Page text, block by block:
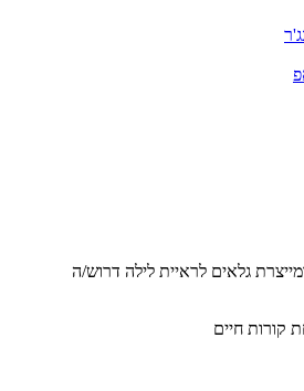
גלאים לראיית לילה דרוש/ה
קורות חיים